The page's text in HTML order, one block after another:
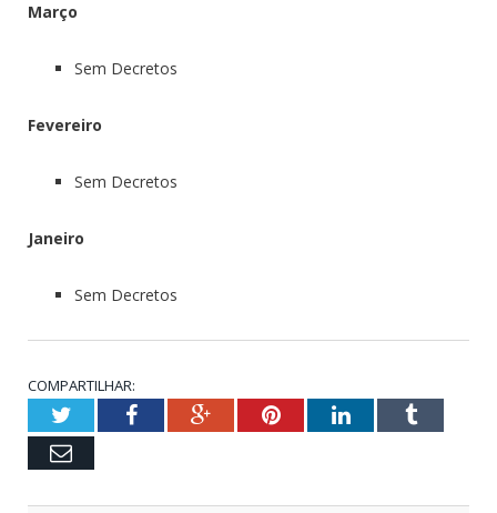
Março
Sem Decretos
Fevereiro
Sem Decretos
Janeiro
Sem Decretos
COMPARTILHAR:
TwitterFacebookGoogle+PinterestLinkedInTumblr
Email